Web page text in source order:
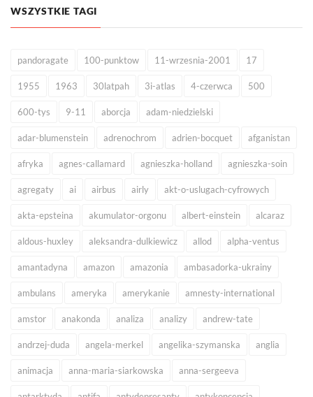
WSZYSTKIE TAGI
pandoragate 100-punktow 11-wrzesnia-2001 17
1955 1963 30latpah 3i-atlas 4-czerwca 500
600-tys 9-11 aborcja adam-niedzielski
adar-blumenstein adrenochrom adrien-bocquet afganistan
afryka agnes-callamard agnieszka-holland agnieszka-soin
agregaty ai airbus airly akt-o-uslugach-cyfrowych
akta-epsteina akumulator-orgonu albert-einstein alcaraz
aldous-huxley aleksandra-dulkiewicz allod alpha-ventus
amantadyna amazon amazonia ambasadorka-ukrainy
ambulans ameryka amerykanie amnesty-international
amstor anakonda analiza analizy andrew-tate
andrzej-duda angela-merkel angelika-szymanska anglia
animacja anna-maria-siarkowska anna-sergeeva